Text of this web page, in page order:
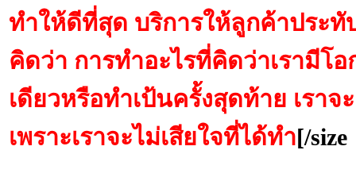
ทำให้ดีที่สุด บริการให้ลูกค้าประ
คิดว่า การทำอะไรที่คิดว่าเรามีโ
เดียวหรือทำเป้นครั้งสุดท้าย เรา
เพราะเราจะไม่เสียใจที่ได้ทำ[/size